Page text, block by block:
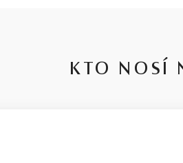
SMART – čistota SI1, farba J, výbrus
Krátkym vysvetlením je, že
stupeň Smart veľmi dobrý
KTO NOSÍ